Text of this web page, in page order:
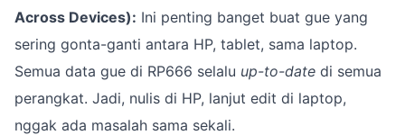
Across Devices): Ini penting banget buat gue yang
sering gonta-ganti antara HP, tablet, sama laptop.
Semua data gue di RP666 selalu up-to-date di semua
perangkat. Jadi, nulis di HP, lanjut edit di laptop,
nggak ada masalah sama sekali.